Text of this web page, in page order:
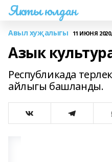
Якты юлдан
Авыл хуҗалыгы 11 ИЮНЯ 2020,
Азык
Республикада
айлыгы башланды.